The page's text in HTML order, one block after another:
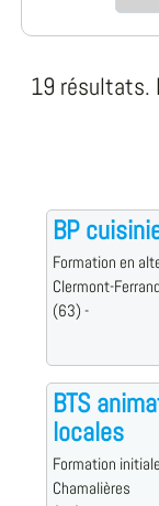
19 résultats.
BP
Formation en
Clermont-
(63) -
BTS
locales
Formation initiale
Chamalières